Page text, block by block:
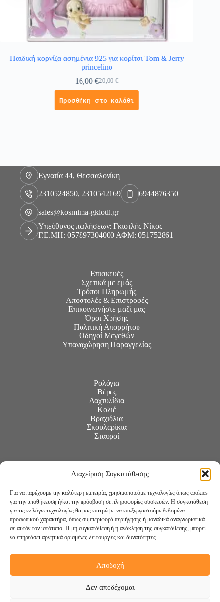
Διαχείριση Συγκατάθεσης
Για να παρέχουμε την καλύτερη εμπειρία, χρησιμοποιούμε τεχνολογίες όπως cookies
για την αποθήκευση ή/και την πρόσβαση σε πληροφορίες συσκευών. Η συγκατάθεση
για τις εν λόγω τεχνολογίες θα μας επιτρέψει να επεξεργαστούμε δεδομένα
προσωπικού χαρακτήρα, όπως συμπεριφορά περιήγησης ή μοναδικά αναγνωριστικά
σε αυτόν τον ιστότοπο. Η μη συγκατάθεση ή η ανάκληση της συγκατάθεσης, μπορεί
να επηρεάσει αρνητικά ορισμένες λειτουργίες και δυνατότητες.
Αποδοχή
Δεν αποδέχομαι
Παιδική κορνίζα ασημένια 925 για κορίτσι Tom & Jerry
princelino
20,00€
16,00 €
Προσθήκη στο καλάθι
Εγνατία 44, Θεσσαλονίκη
2310524850, 2310542169 6944876350
sales@kosmima-gkiotli.gr
Υπεύθυνος πωλήσεων: Γκιοτλής Νίκος
Γ.Ε.ΜΗ: 057897304000 ΑΦΜ: 051752861
Επισκευές
Σχετικά με εμάς
Τρόποι Πληρωμής
Αποστολές & Επιστροφές
Επικοινωνήστε μαζί μας
Όροι Χρήσης
Πολιτική Απορρήτου
Οδηγοί Μεγεθών
Υπαναχώρηση Παραγγελίας
Ρολόγια
Βέρες
Δαχτυλίδια
Κολιέ
Βραχιόλια
Σκουλαρίκια
Σταυροί